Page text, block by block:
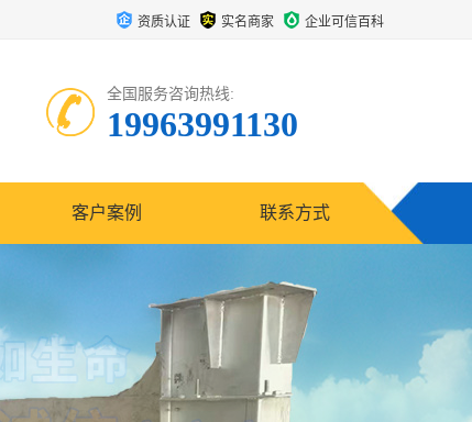
资质认证 实名商家 企业可信百科
全国服务咨询热线:
19963991130
客户案例 联系方式